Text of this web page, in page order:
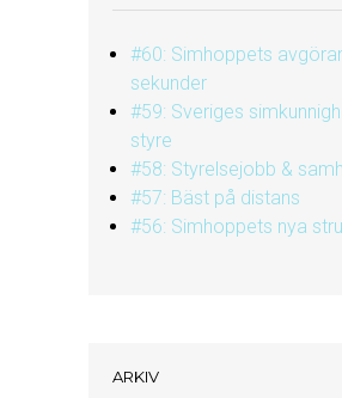
#60: Simhoppets
sekunder
#59: Sveriges
styre
#58: Styrelsejobb &
#57: Bäst på distans
#56: Simhoppets nya
ARKIV